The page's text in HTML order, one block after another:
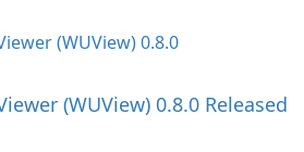
(WUView) 0.8.0 Released